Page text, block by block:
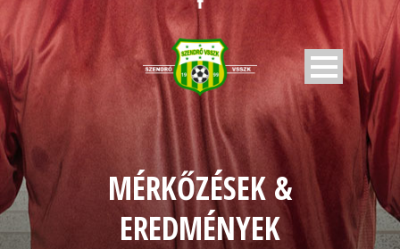
MÉRKŐZÉSEK &
EREDMÉNYEK